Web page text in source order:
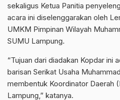
sekaligus Ketua Panitia
acara ini diselenggarakan oleh
UMKM Pimpinan Wilayah
SUMU Lampung.
“Tujuan dari diadakan Kopdar ini
barisan Serikat Usaha
membentuk Koordinator Daerah
Lampung,” katanya.